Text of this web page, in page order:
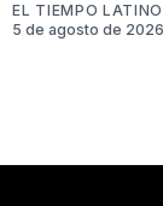
EL TIEMPO
5 de agosto de 2026